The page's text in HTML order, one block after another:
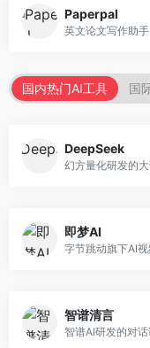
Paperpal
国内热门AI工具 国
DeepSeek
即梦AI
智谱清言